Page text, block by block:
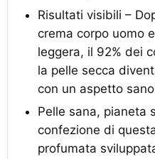
Risultati visibili –
crema corpo uomo
leggera, il 92% dei
la pelle secca
con un aspetto
Pelle sana, pianeta
confezione di
profumata